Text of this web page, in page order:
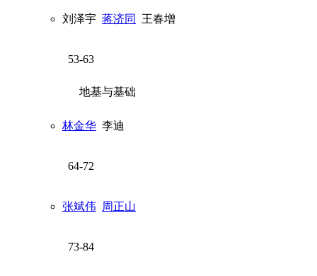
刘泽宇 蒋济同 王春增
53-63
地基与基础
林金华 李迪
64-72
张斌伟 周正山
73-84